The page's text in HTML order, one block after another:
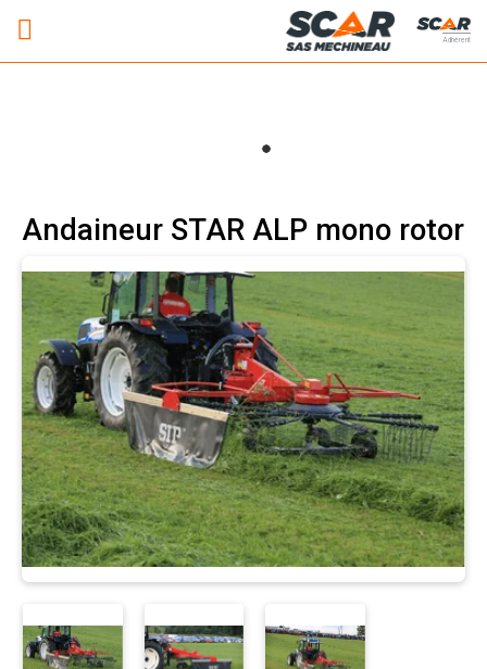
Adhérent
Andaineur STAR ALP mono rotor